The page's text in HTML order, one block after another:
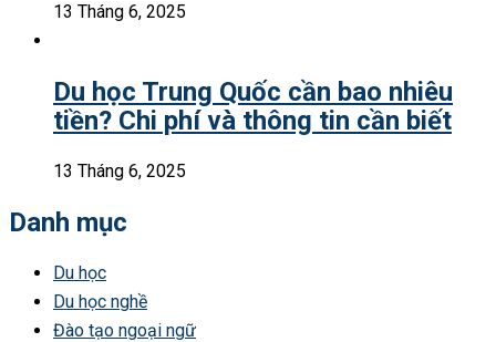
13 Tháng 6, 2025
Du học Trung Quốc cần bao nhiêu
tiền? Chi phí và thông tin cần biết
13 Tháng 6, 2025
Danh mục
Du học
Du học nghề
Đào tạo ngoại ngữ